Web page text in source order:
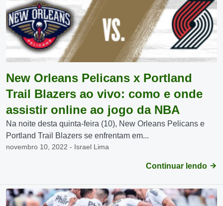
New Orleans Pelicans x Portland
Trail Blazers ao vivo: como e onde
assistir online ao jogo da NBA
Na noite desta quinta-feira (10), New Orleans Pelicans e
Portland Trail Blazers se enfrentam em...
novembro 10, 2022 - Israel Lima
Continuar lendo